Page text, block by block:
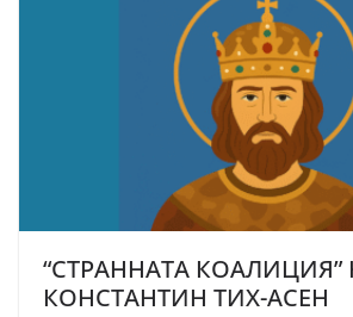
“СТРАННАТА КОАЛИЦИЯ”
КОНСТАНТИН ТИХ-АСЕН